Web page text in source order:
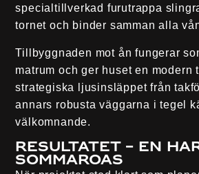
specialtillverkad furutrappa
tornet och binder samman alla
Tillbyggnaden mot ån fungerar
matrum och ger huset en modern
strategiska ljusinsläppet från
annars robusta väggarna i tegel
välkomnande.
Resultatet – en
sommaroas